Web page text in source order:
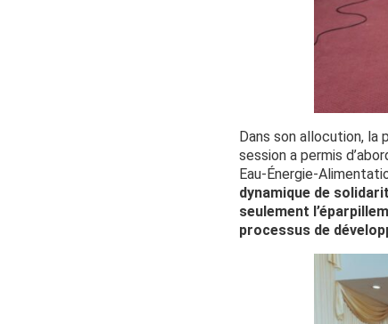
Dans son allocution, la
session a permis
Eau-Énergie-
dynamique de
seulement
processus de